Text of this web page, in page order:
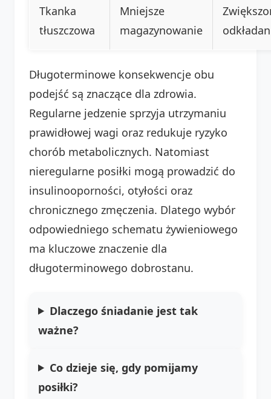
Tkanka
tłuszczowa
Mniejsze
magazynowanie
Długoterminowe konsekwencje obu
podejść są znaczące dla zdrowia.
Regularne jedzenie sprzyja utrzymaniu
prawidłowej wagi oraz redukuje ryzyko
chorób metabolicznych. Natomiast
nieregularne posiłki mogą prowadzić do
insulinooporności, otyłości oraz
chronicznego zmęczenia. Dlatego wybór
odpowiedniego schematu żywieniowego
ma kluczowe znaczenie dla
długoterminowego dobrostanu.
Dlaczego śniadanie jest tak
ważne?
Co dzieje się, gdy pomijamy
posiłki?